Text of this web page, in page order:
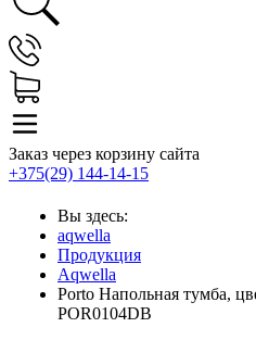
Заказ через корзину сайта
+375(29) 144-14-15
Вы здесь:
aqwella
Продукция
Aqwella
Porto Напольная тумба,
POR0104DB